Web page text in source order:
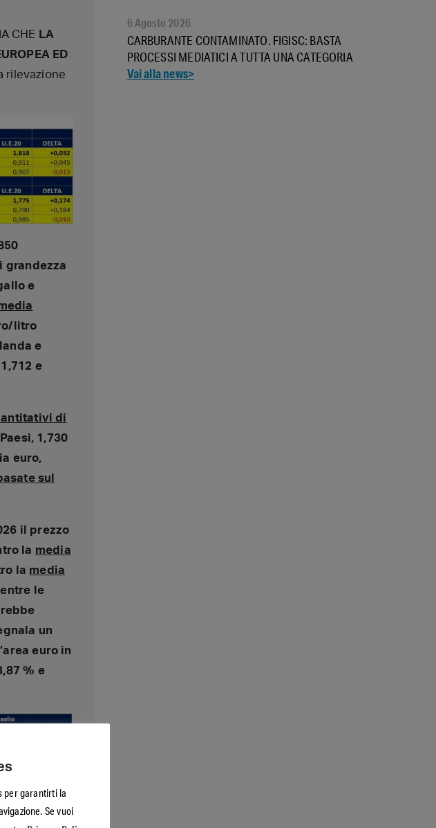
CHE LA
ED
rilevazione
grandezza
e
litro
e
e
di
1,730
euro,
sul
il prezzo
la media
la media
le
un
euro in
% e
contro
del
CARBURANTE CONTAMINATO. FIGISC: BASTA
PROCESSI MEDIATICI A TUTTA UNA CATEGORIA
6 Agosto 2026
per garantirti la
Se vuoi